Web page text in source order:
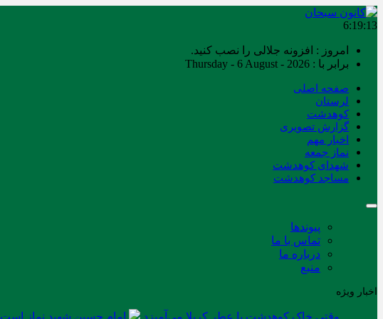
6:19:14
امروز : افزونه جلالی را نصب کنید.
برابر با : Thursday - 6 August - 2026
صفحه اصلی
لرستان
کوهدشت
گزارش تصویری
اخبار مهم
نماز جمعه
شهدای کوهدشت
مساجد کوهدشت
پیوندها
تماس با ما
درباره ما
منبع
اخبار ویژه
وقتی خاک کوهدشت با عطر کربلا می‌آمیزد امام حسین شهید نماز است